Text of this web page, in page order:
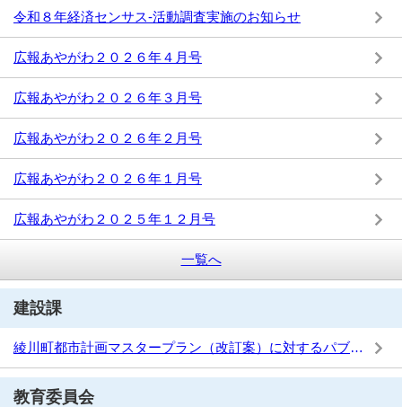
令和８年経済センサス-活動調査実施のお知らせ
広報あやがわ２０２６年４月号
広報あやがわ２０２６年３月号
広報あやがわ２０２６年２月号
広報あやがわ２０２６年１月号
広報あやがわ２０２５年１２月号
一覧へ
建設課
綾川町都市計画マスタープラン（改訂案）に対するパブリックコメントの実施結果について
教育委員会